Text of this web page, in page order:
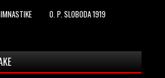
O. P. SLOBODA 1919